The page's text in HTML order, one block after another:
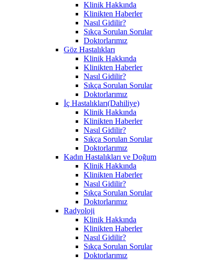
Klinik Hakkında
Klinikten Haberler
Nasıl Gidilir?
Sıkça Sorulan Sorular
Doktorlarımız
Göz Hastalıkları
Klinik Hakkında
Klinikten Haberler
Nasıl Gidilir?
Sıkça Sorulan Sorular
Doktorlarımız
İç Hastalıkları(Dahiliye)
Klinik Hakkında
Klinikten Haberler
Nasıl Gidilir?
Sıkça Sorulan Sorular
Doktorlarımız
Kadın Hastalıkları ve Doğum
Klinik Hakkında
Klinikten Haberler
Nasıl Gidilir?
Sıkça Sorulan Sorular
Doktorlarımız
Radyoloji
Klinik Hakkında
Klinikten Haberler
Nasıl Gidilir?
Sıkça Sorulan Sorular
Doktorlarımız